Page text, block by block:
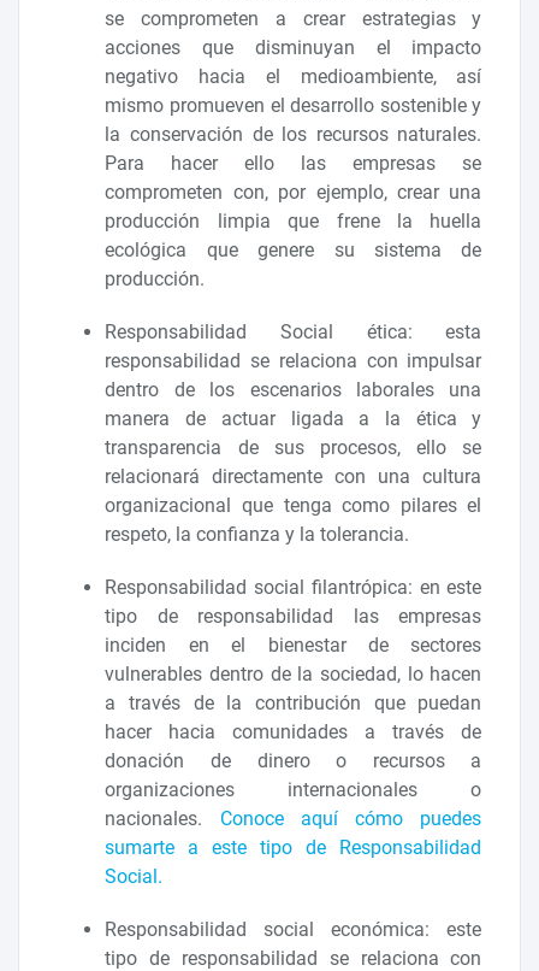
se comprometen a crear estrategias y
acciones que disminuyan el impacto
negativo hacia el medioambiente, así
mismo promueven el desarrollo sostenible y
la conservación de los recursos naturales.
Para hacer ello las empresas se
comprometen con, por ejemplo, crear una
producción limpia que frene la huella
ecológica que genere su sistema de
producción.
Responsabilidad Social ética: esta
responsabilidad se relaciona con impulsar
dentro de los escenarios laborales una
manera de actuar ligada a la ética y
transparencia de sus procesos, ello se
relacionará directamente con una cultura
organizacional que tenga como pilares el
respeto, la confianza y la tolerancia.
Responsabilidad social filantrópica: en este
tipo de responsabilidad las empresas
inciden en el bienestar de sectores
vulnerables dentro de la sociedad, lo hacen
a través de la contribución que puedan
hacer hacia comunidades a través de
donación de dinero o recursos a
organizaciones internacionales o
nacionales. Conoce aquí cómo puedes
sumarte a este tipo de Responsabilidad
Social.
Responsabilidad social económica: este
tipo de responsabilidad se relaciona con